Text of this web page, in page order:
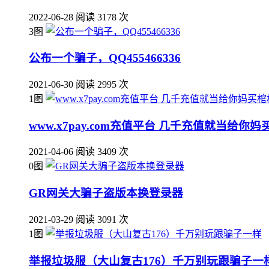
2022-06-28 阅读 3178 次
3图
公布一个骗子，QQ455466336
2021-06-30 阅读 2995 次
1图
www.x7pay.com充值平台 几千充值就当给你妈
2021-04-06 阅读 3409 次
0图
GR网关大骗子盗版本换登录器
2021-03-29 阅读 3091 次
1图
举报垃圾服（大山复古176）千万别玩跟骗子一